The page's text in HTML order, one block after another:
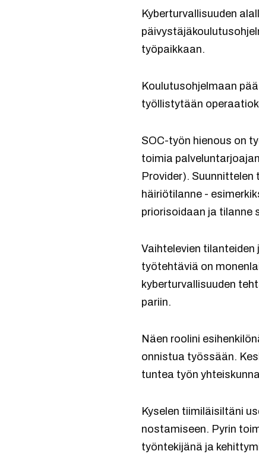
Kyberturvallisuuden
työpaikkaan.
Koulutusohjelmaan
työllistytään
SOC-työn hienous on
toimia
Provider).
häiriötilanne -
priorisoidaan ja tilanne
Vaihtelevien
työtehtäviä on
kyberturvallisuuden
pariin.
Näen roolini
onnistua työssään.
tuntea työn
Kyselen tiimiläisiltäni
nostamiseen. Pyrin
työntekijänä ja